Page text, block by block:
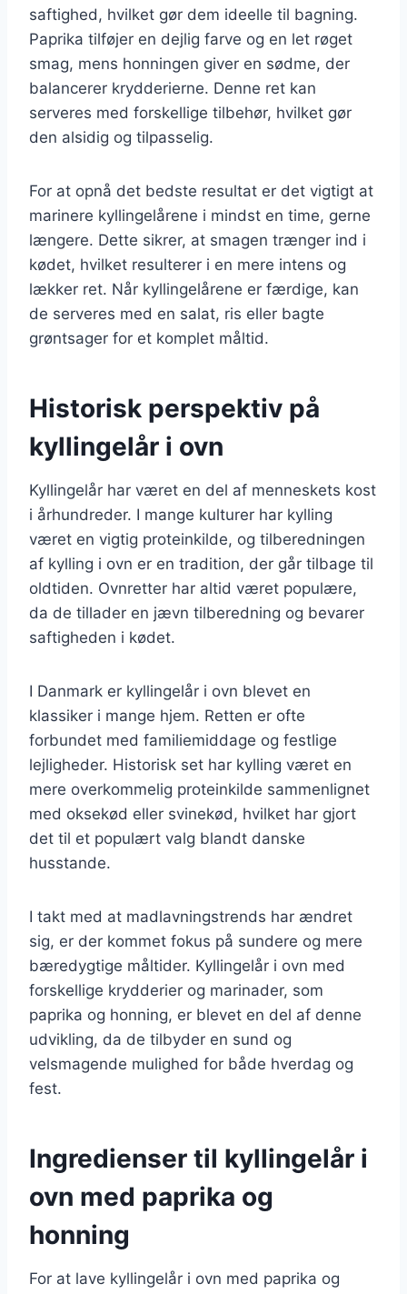
saftighed, hvilket gør dem ideelle til bagning.
Paprika tilføjer en dejlig farve og en let røget
smag, mens honningen giver en sødme, der
balancerer krydderierne. Denne ret kan
serveres med forskellige tilbehør, hvilket gør
den alsidig og tilpasselig.
For at opnå det bedste resultat er det vigtigt at
marinere kyllingelårene i mindst en time, gerne
længere. Dette sikrer, at smagen trænger ind i
kødet, hvilket resulterer i en mere intens og
lækker ret. Når kyllingelårene er færdige, kan
de serveres med en salat, ris eller bagte
grøntsager for et komplet måltid.
Historisk perspektiv på
kyllingelår i ovn
Kyllingelår har været en del af menneskets kost
i århundreder. I mange kulturer har kylling
været en vigtig proteinkilde, og tilberedningen
af kylling i ovn er en tradition, der går tilbage til
oldtiden. Ovnretter har altid været populære,
da de tillader en jævn tilberedning og bevarer
saftigheden i kødet.
I Danmark er kyllingelår i ovn blevet en
klassiker i mange hjem. Retten er ofte
forbundet med familiemiddage og festlige
lejligheder. Historisk set har kylling været en
mere overkommelig proteinkilde sammenlignet
med oksekød eller svinekød, hvilket har gjort
det til et populært valg blandt danske
husstande.
I takt med at madlavningstrends har ændret
sig, er der kommet fokus på sundere og mere
bæredygtige måltider. Kyllingelår i ovn med
forskellige krydderier og marinader, som
paprika og honning, er blevet en del af denne
udvikling, da de tilbyder en sund og
velsmagende mulighed for både hverdag og
fest.
Ingredienser til kyllingelår i
ovn med paprika og
honning
For at lave kyllingelår i ovn med paprika og